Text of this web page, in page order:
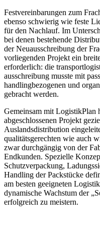
Festvereinbarungen zum
ebenso schwierig wie feste
für den Nachlauf. Im
bei denen bestehende
der Neuausschreibung der
vorliegenden Projekt ein
erforderlich: die
ausschreibung musste mit
handlingbezogenen und
gebracht werden.
Gemeinsam mit LogistikPlan
abgeschlossenen Projekt
Auslandsdistribution
qualitätsgerechten wie auch
zwar durchgängig von der
Endkunden. Spezielle
Schutzverpackung,
Handling der Packstücke
am besten geeigneten
dynamische Wachstum der
erfolgreich zu meistern.